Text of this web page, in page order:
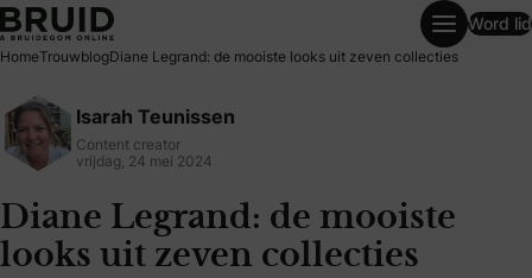
Diane Legrand: de mooiste looks uit zeven collecties
Word lid
HomeTrouwblogDiane Legrand: de mooiste looks uit zeven collecties
Isarah Teunissen
Content creator
vrijdag, 24 mei 2024
Diane Legrand: de mooiste
looks uit zeven collecties